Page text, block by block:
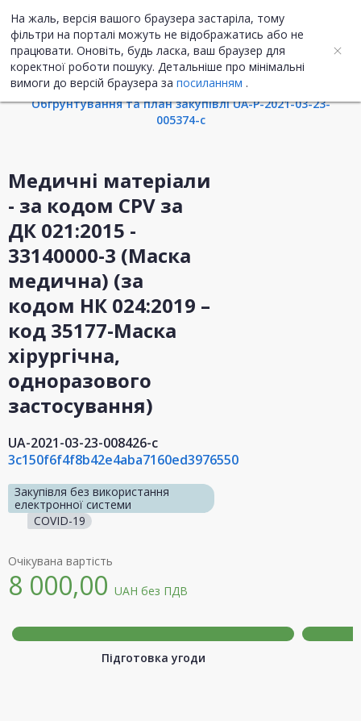
На жаль, версія вашого браузера застаріла, тому
фільтри на порталі можуть не відображатись або не
працювати. Оновіть, будь ласка, ваш браузер для
коректної роботи пошуку. Детальніше про мінімальні
вимоги до версій браузера за посиланням .
UA ENG
Інформація про закупівлю
Обгрунтування та план закупівлі UA-P-2021-03-23-
005374-c
Медичні матеріали
- за кодом CPV за
ДК 021:2015 -
33140000-3 (Маска
медична) (за
кодом НК 024:2019 –
код 35177-Маска
хірургічна,
одноразового
застосування)
UA-2021-03-23-008426-c
3c150f6f4f8b42e4aba7160ed3976550
Закупівля без використання
електронної системи
COVID-19
Очікувана вартість
8 000,00 UAH без ПДВ
Підготовка угоди